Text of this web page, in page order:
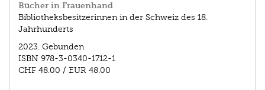
Bücher in Frauenhand
Bibliotheksbesitzerinnen in der Schweiz des 18.
Jahrhunderts
2023. Gebunden
ISBN 978-3-0340-1712-1
CHF 48.00 / EUR 48.00